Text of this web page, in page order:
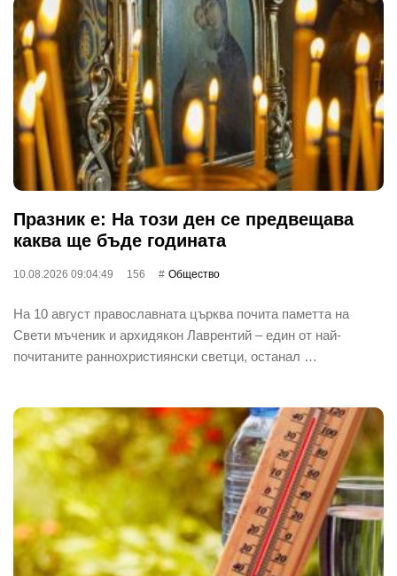
Празник е: На този ден се предвещава
каква ще бъде годината
10.08.2026 09:04:49 156 Общество
На 10 август православната църква почита паметта на
Свети мъченик и архидякон Лаврентий – един от най-
почитаните раннохристиянски светци, останал …